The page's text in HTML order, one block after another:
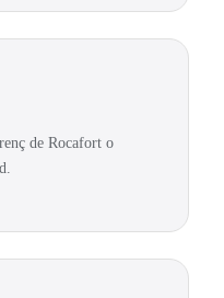
de Rocafort o